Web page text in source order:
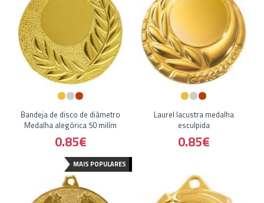
Bandeja de disco de diâmetro
Medalha alegórica 50 milím
0.85€
Laurel lacustra medalha
esculpida
0.85€
MAIS POPULARES